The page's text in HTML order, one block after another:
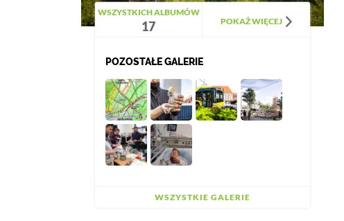
WSZYSTKICH ALBUMÓW
17 POKAŻ WIĘCEJ
POZOSTAŁE GALERIE
WSZYSTKIE GALERIE